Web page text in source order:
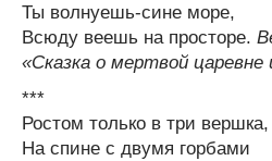
Ты волнуешь-сине море,
Всюду веешь на просторе.
«Сказка о мертвой
***
Ростом только в три вершка,
На спине с двумя горбами